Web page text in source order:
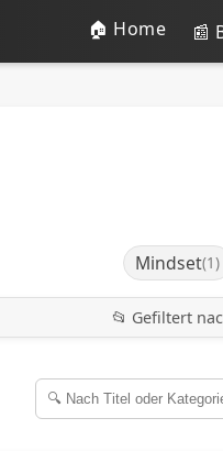
🏠 Home 📰
Mindset(1)
📂 Gefiltert